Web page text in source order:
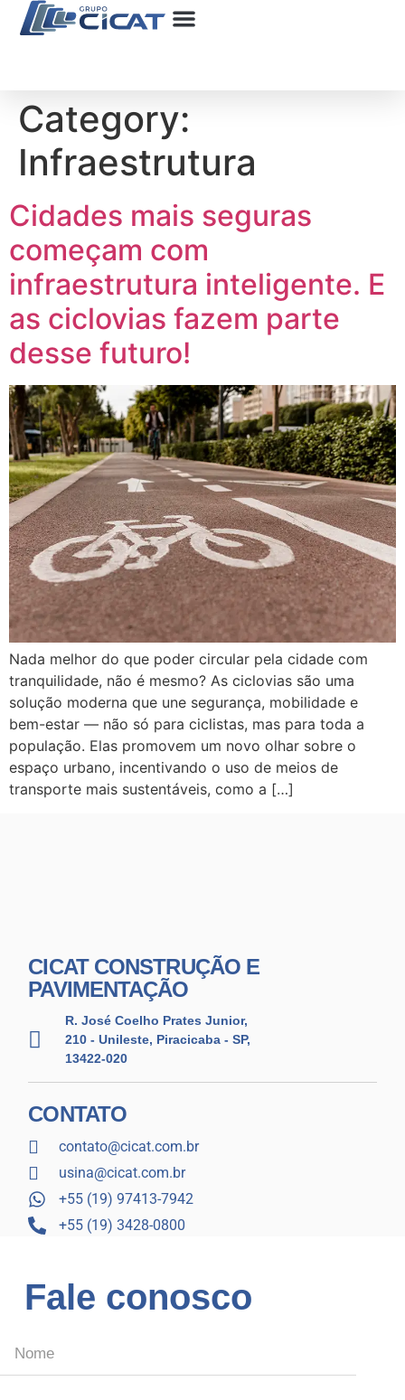
Category:
Infraestrutura
Cidades mais seguras
começam com
infraestrutura inteligente. E
as ciclovias fazem parte
desse futuro!
Nada melhor do que poder circular pela cidade com
tranquilidade, não é mesmo? As ciclovias são uma
solução moderna que une segurança, mobilidade e
bem-estar — não só para ciclistas, mas para toda a
população. Elas promovem um novo olhar sobre o
espaço urbano, incentivando o uso de meios de
transporte mais sustentáveis, como a […]
CICAT CONSTRUÇÃO E
PAVIMENTAÇÃO
R. José Coelho Prates Junior,
210 - Unileste, Piracicaba - SP,
13422-020
CONTATO
contato@cicat.com.br
usina@cicat.com.br
+55 (19) 97413-7942
+55 (19) 3428-0800
Fale conosco